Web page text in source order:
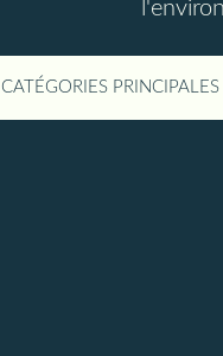
CATÉGORIES PRINCIPALES